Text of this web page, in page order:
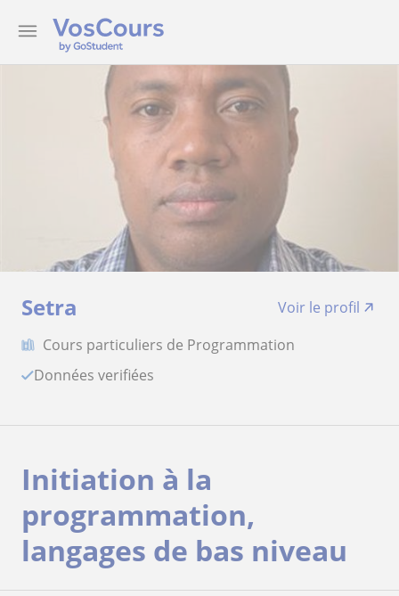
Setra
Voir le profil
Cours particuliers de Programmation
Données verifiées
Initiation à la
programmation,
langages de bas niveau